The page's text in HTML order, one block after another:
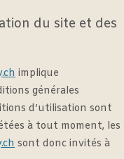
du site et des
implique
générales
d’utilisation sont
à tout moment, les
sont donc invités à